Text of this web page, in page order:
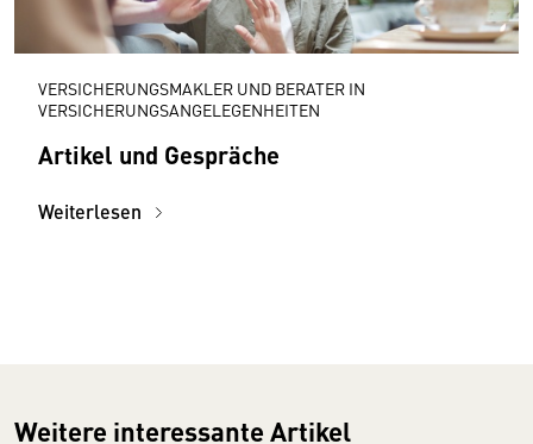
VERSICHERUNGSMAKLER UND BERATER IN
VERSICHERUNGSANGELEGENHEITEN
Artikel und Gespräche
Weiterlesen
Weitere interessante Artikel